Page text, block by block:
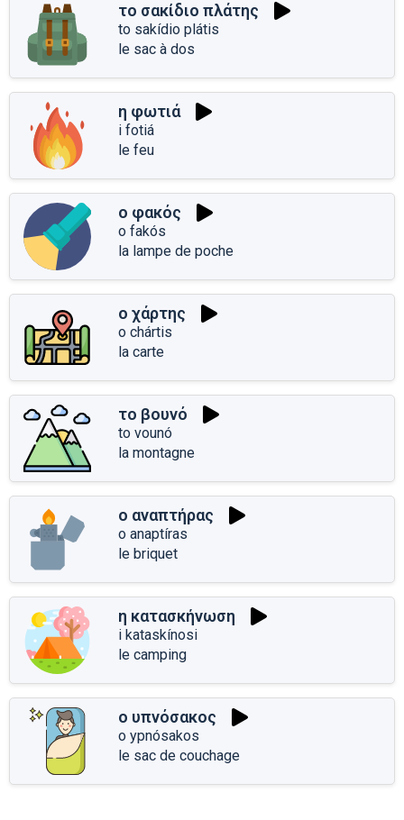
το σακίδιο πλάτης
to sakídio plátis
le sac à dos
η φωτιά
i fotiá
le feu
ο φακός
o fakós
la lampe de poche
ο χάρτης
o chártis
la carte
το βουνό
to vounó
la montagne
ο αναπτήρας
o anaptíras
le briquet
η κατασκήνωση
i kataskínosi
le camping
ο υπνόσακος
o ypnósakos
le sac de couchage